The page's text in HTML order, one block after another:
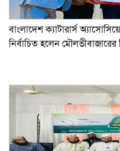
বাংলাদেশ ক্যাটারার্স
নির্বাচিত হলেন